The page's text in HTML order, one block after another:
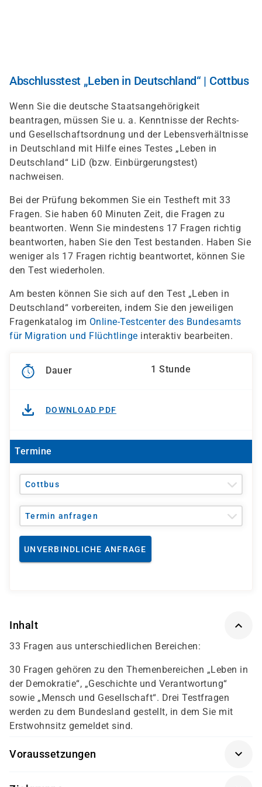
Abschlusstest „Leben in Deutschland“ | Cottbus
Wenn Sie die deutsche Staatsangehörigkeit
beantragen, müssen Sie u. a. Kenntnisse der Rechts-
und Gesellschaftsordnung und der Lebensverhältnisse
in Deutschland mit Hilfe eines Testes „Leben in
Deutschland“ LiD (bzw. Einbürgerungstest)
nachweisen.
Bei der Prüfung bekommen Sie ein Testheft mit 33
Fragen. Sie haben 60 Minuten Zeit, die Fragen zu
beantworten. Wenn Sie mindestens 17 Fragen richtig
beantworten, haben Sie den Test bestanden. Haben Sie
weniger als 17 Fragen richtig beantwortet, können Sie
den Test wiederholen.
Am besten können Sie sich auf den Test „Leben in
Deutschland“ vorbereiten, indem Sie den jeweiligen
Fragenkatalog im Online-Testcenter des Bundesamts
für Migration und Flüchtlinge interaktiv bearbeiten.
Dauer 1 Stunde
DOWNLOAD PDF
Termine
Cottbus
Termin anfragen
UNVERBINDLICHE ANFRAGE
Inhalt
33 Fragen aus unterschiedlichen Bereichen:
30 Fragen gehören zu den Themenbereichen „Leben in
der Demokratie“, „Geschichte und Verantwortung“
sowie „Mensch und Gesellschaft“. Drei Testfragen
werden zu dem Bundesland gestellt, in dem Sie mit
Erstwohnsitz gemeldet sind.
Voraussetzungen
Ausreichende Deutschkenntnisse